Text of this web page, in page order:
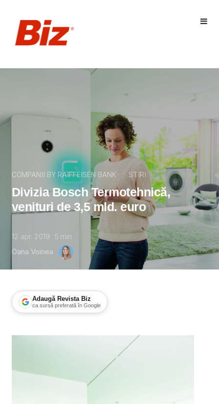
COMPANII BY RAIFFEISEN BANK STIRI
Divizia Bosch Termotehnică,
venituri de 3,5 mld. euro
12 apr. 2019 5 min
Oana Voinea
Adaugă Revista Biz
ca sursă preferată în Google
Divizia Bosch Termotehnică, venituri